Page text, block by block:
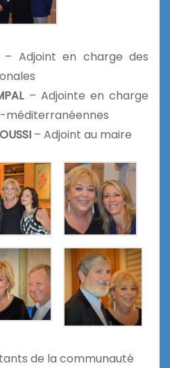
Adjoint en charge des
– Adjointe en charge
méditerranéennes
– Adjoint au maire
de la communauté